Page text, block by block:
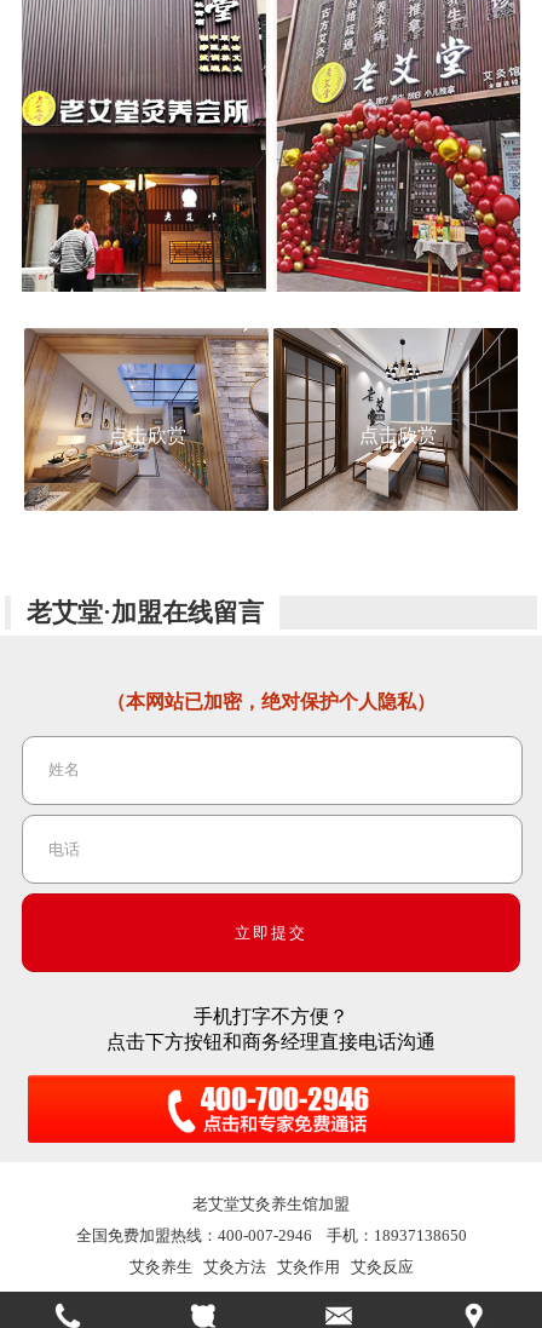
点击欣赏 点击欣赏
老艾堂·加盟在线留言
（本网站已加密，绝对保护个人隐私）
手机打字不方便？
点击下方按钮和商务经理直接电话沟通
老艾堂艾灸养生馆加盟
全国免费加盟热线：400-007-2946 手机：18937138650
艾灸养生
艾灸方法 艾灸作用 艾灸反应